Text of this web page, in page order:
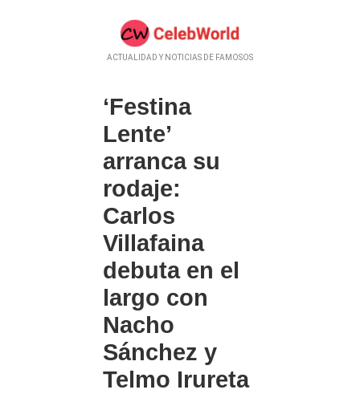
ACTUALIDAD Y NOTICIAS DE FAMOSOS
‘Festina
Lente’
arranca su
rodaje:
Carlos
Villafaina
debuta en el
largo con
Nacho
Sánchez y
Telmo Irureta